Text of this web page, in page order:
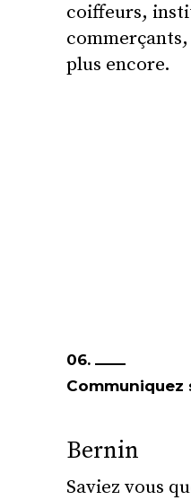
coiffeurs,
plus encore.
06.
Communiquez
Bernin
Saviez vous